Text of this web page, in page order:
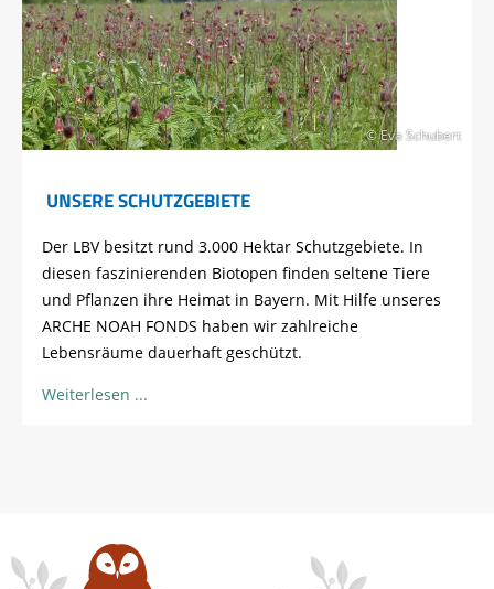
© Eva Schubert
UNSERE SCHUTZGEBIETE
Der LBV besitzt rund 3.000 Hektar Schutzgebiete. In
diesen faszinierenden Biotopen finden seltene Tiere
und Pflanzen ihre Heimat in Bayern. Mit Hilfe unseres
ARCHE NOAH FONDS haben wir zahlreiche
Lebensräume dauerhaft geschützt.
Weiterlesen